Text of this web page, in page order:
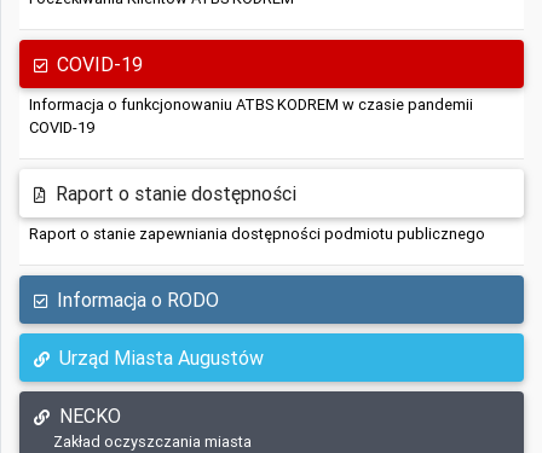
COVID-19
Informacja o funkcjonowaniu ATBS KODREM w czasie pandemii
COVID-19
Raport o stanie dostępności
Raport o stanie zapewniania dostępności podmiotu publicznego
Informacja o RODO
Urząd Miasta Augustów
NECKO
Zakład oczyszczania miasta